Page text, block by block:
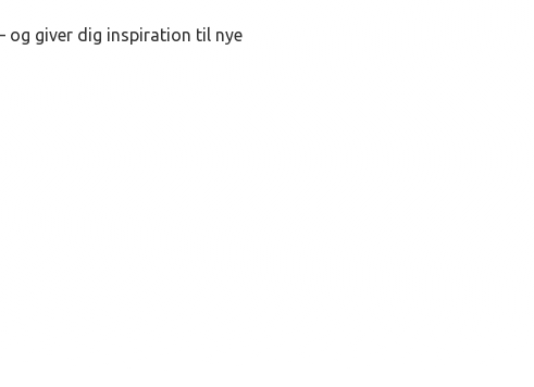
og giver dig inspiration til nye